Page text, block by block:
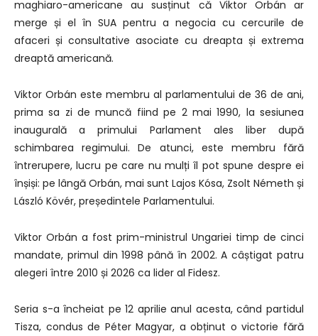
maghiaro-americane au susținut că Viktor Orbán ar
merge și el în SUA pentru a negocia cu cercurile de
afaceri și consultative asociate cu dreapta și extrema
dreaptă americană.
Viktor Orbán este membru al parlamentului de 36 de ani,
prima sa zi de muncă fiind pe 2 mai 1990, la sesiunea
inaugurală a primului Parlament ales liber după
schimbarea regimului. De atunci, este membru fără
întrerupere, lucru pe care nu mulți îl pot spune despre ei
înșiși: pe lângă Orbán, mai sunt Lajos Kósa, Zsolt Németh și
László Kövér, președintele Parlamentului.
Viktor Orbán a fost prim-ministrul Ungariei timp de cinci
mandate, primul din 1998 până în 2002. A câștigat patru
alegeri între 2010 și 2026 ca lider al Fidesz.
Seria s-a încheiat pe 12 aprilie anul acesta, când partidul
Tisza, condus de Péter Magyar, a obținut o victorie fără